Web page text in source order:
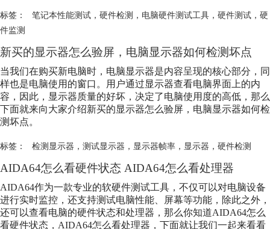
标签： 笔记本性能测试， 硬件检测 ， 电脑硬件测试工具， 硬件测试， 硬
件监测
新买的显示器怎么验屏，电脑显示器如何检测坏点
当我们在购买新电脑时，电脑显示器是内容呈现的核心部分，同
样也是电脑使用的窗口。用户通过显示器查看电脑界面上的内
容，因此，显示器质量的好坏，决定了电脑使用度的高低，那么
下面就来向大家介绍新买的显示器怎么验屏，电脑显示器如何检
测坏点。
标签： 检测显示器 ， 测试显示器 ， 显示器帧率， 显示器 ， 硬件检测
AIDA64怎么看硬件状态 AIDA64怎么看处理器
AIDA64作为一款专业的软硬件测试工具，不仅可以对电脑设备
进行实时监控，还支持测试电脑性能、屏幕等功能，除此之外，
还可以查看电脑的硬件状态和处理器，那么你知道AIDA64怎么
看硬件状态，AIDA64怎么看处理器，下面就让我们一起来看看